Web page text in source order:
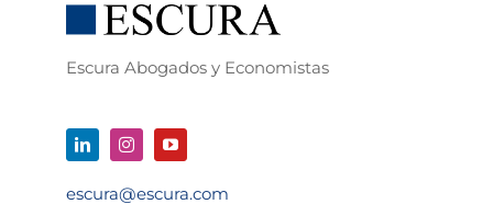
Escura Abogados y Economistas
escura@escura.com